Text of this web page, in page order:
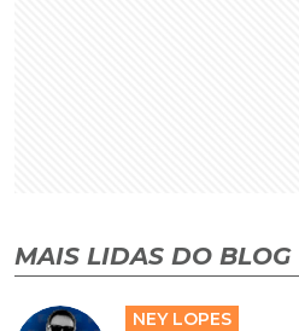
MAIS LIDAS DO BLOG
NEY LOPES